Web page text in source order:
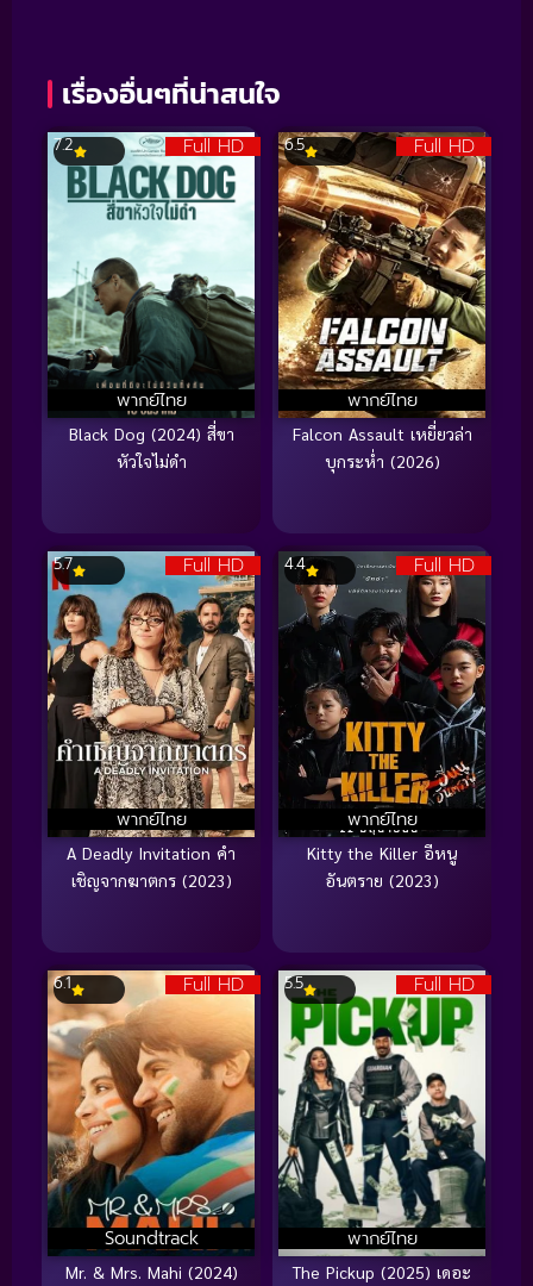
เรื่องอื่นๆที่น่าสนใจ
Full HD
พากย์ไทย
7.2
Black Dog (2024) สี่ขา
หัวใจไม่ดำ
Full HD
พากย์ไทย
6.5
Falcon Assault เหยี่ยวล่า
บุกระห่ำ (2026)
Full HD
พากย์ไทย
5.7
A Deadly Invitation คำ
เชิญจากฆาตกร (2023)
Full HD
พากย์ไทย
4.4
Kitty the Killer อีหนู
อันตราย (2023)
Full HD
Soundtrack
6.1
Mr. & Mrs. Mahi (2024)
Full HD
พากย์ไทย
5.5
The Pickup (2025) เดอะ